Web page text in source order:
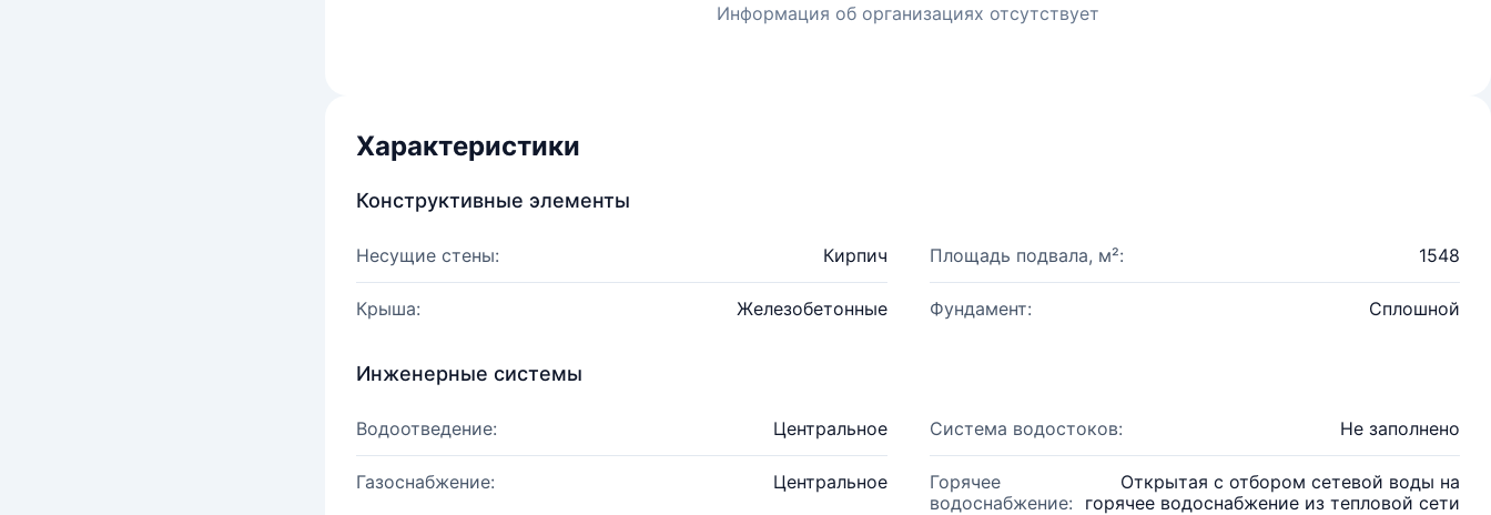
Информация об организациях отсутствует
Характеристики
Конструктивные элементы
Несущие стены: Кирпич Площадь подвала, м²: 1548
Крыша: Железобетонные Фундамент: Сплошной
Инженерные системы
Водоотведение: Центральное Система водостоков: Не заполнено
Газоснабжение: Центральное
Горячее
водоснабжение:
Открытая с отбором сетевой воды на
горячее водоснабжение из тепловой сети